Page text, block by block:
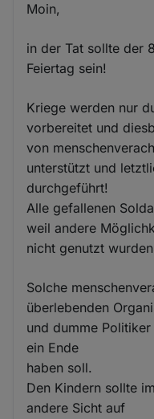
Moin,
in der Tat sollte der
Feiertag sein!
Kriege werden nur
vorbereitet und
von
unterstützt und
durchgeführt!
Alle gefallenen
weil andere
nicht genutzt
Solche
überlebenden
und dumme
ein Ende
haben soll.
Den Kindern sollte
andere Sicht auf